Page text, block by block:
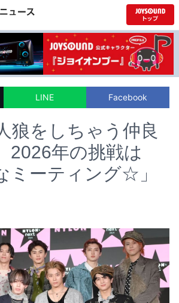
LINE Facebook
狼をしちゃう仲良
2026年の挑戦は
ミーティング☆」